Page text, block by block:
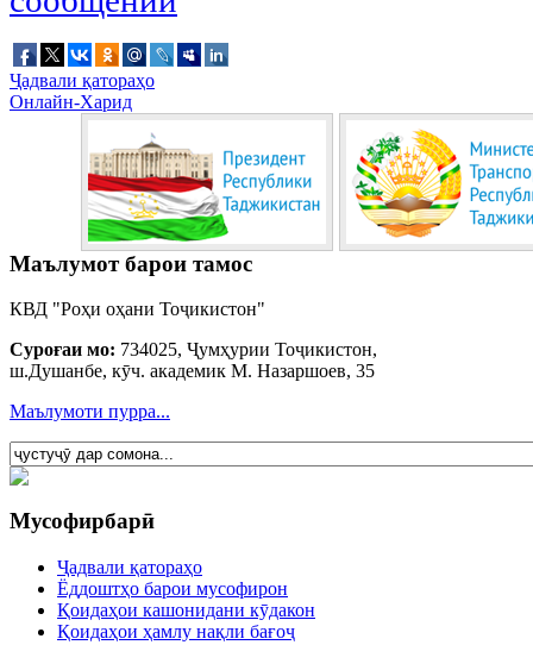
Ҷадвали қатораҳо
Онлайн-Харид
Маълумот барои тамос
КВД "Роҳи оҳани Тоҷикистон"
Суроғаи мо: 734025, Ҷумҳурии Тоҷикистон,
ш.Душанбе, кӯч. академик М. Назаршоев, 35
Маълумоти пурра...
Мусофирбарӣ
Ҷадвали қатораҳо
Ёддоштҳо барои мусофирон
Қоидаҳои кашонидани кӯдакон
Қоидаҳои ҳамлу нақли бағоҷ